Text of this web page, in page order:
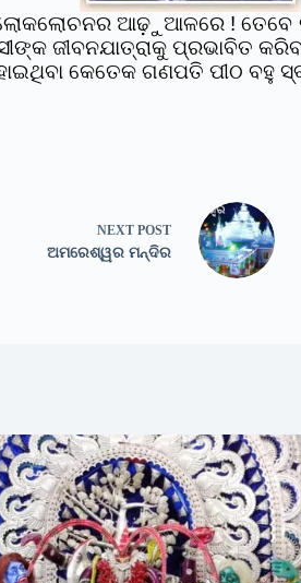
ଆଢ଼ୁଆଳରେ ! ତେବେ
ଜୀବନଯାତ୍ରାକୁ ପ୍ରଭାବିତ
କେତେକ ଗଣପତି ପୀଠ ବହୁ
NEXT POST
ଅମରେଶ୍ୱର ମନ୍ଦିର